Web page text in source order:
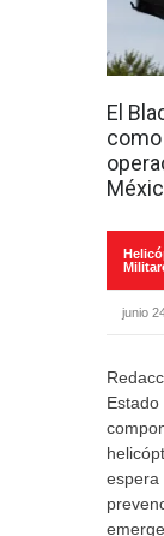
El
junio
Estado
espera